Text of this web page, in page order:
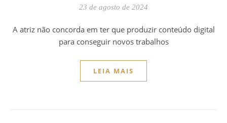
23 de agosto de 2024
A atriz não concorda em ter que produzir conteúdo digital
para conseguir novos trabalhos
LEIA MAIS